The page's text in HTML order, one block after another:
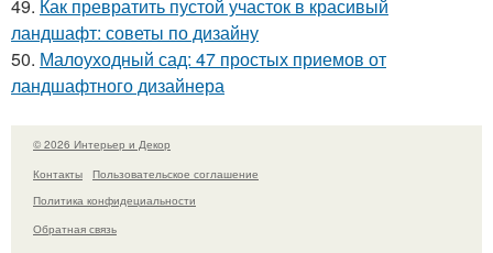
49. Как превратить пустой участок в красивый
ландшафт: советы по дизайну
50. Малоуходный сад: 47 простых приемов от
ландшафтного дизайнера
© 2026 Интерьер и Декор
Контакты
Пользовательское соглашение
Политика конфидециальности
Обратная связь